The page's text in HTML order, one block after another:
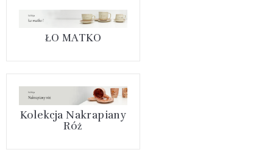
ŁO MATKO
Kolekcja Nakrapiany
Róż